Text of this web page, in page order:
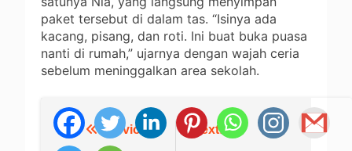
paket tersebut di dalam tas. “Isinya ada
kacang, pisang, dan roti. Ini buat buka puasa
nanti di rumah,” ujarnya dengan wajah ceria
sebelum meninggalkan area sekolah.
Navigasi
Previous: Next: